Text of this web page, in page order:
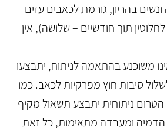
בהריון, גורמת לכאבים עזים
תוך חודשיים – שלושה), אין
משוכנע בהתאמה לניתוח, יתבצעו
סיבות חוץ מפרקיות לכאב. כמו
ניתוחית יתבצע תשאול מקיף
הדמיה ומעבדה מתאימות, כל זאת